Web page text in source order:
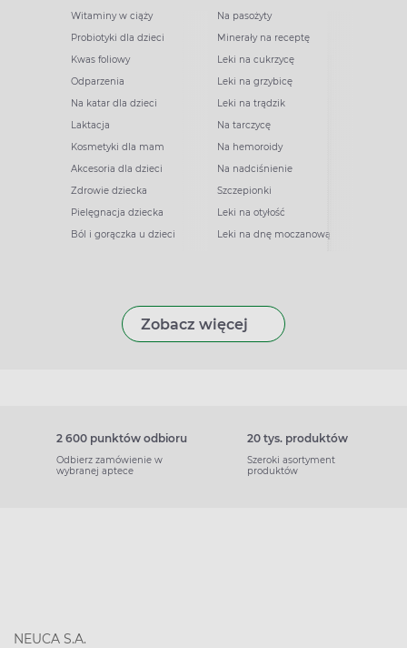
Witaminy w ciąży
Probiotyki dla dzieci
Kwas foliowy
Odparzenia
Na katar dla dzieci
Laktacja
Kosmetyki dla mam
Akcesoria dla dzieci
Zdrowie dziecka
Pielęgnacja dziecka
Ból i gorączka u dzieci
Na pasożyty
Minerały na receptę
Leki na cukrzycę
Leki na grzybicę
Leki na trądzik
Na tarczycę
Na hemoroidy
Na nadciśnienie
Szczepionki
Leki na otyłość
Leki na dnę moczanową
Zobacz więcej
2 600 punktów odbioru
Odbierz zamówienie w
wybranej aptece
20 tys. produktów
Szeroki asortyment
produktów
NEUCA S.A.